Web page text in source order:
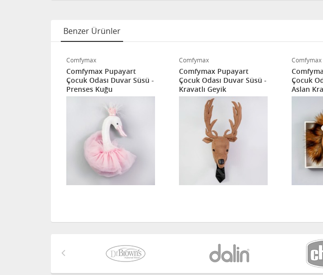
Benzer Ürünler
Comfymax
Comfymax Pupayart
Çocuk Odası Duvar Süsü -
Prenses Kuğu
Comfymax
Comfymax Pupayart
Çocuk Odası Duvar Süsü -
Kravatlı Geyik
Comfymax
Çocuk
Aslan